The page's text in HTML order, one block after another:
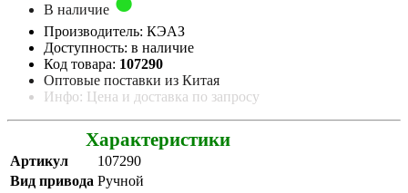
В наличие
Производитель: КЭАЗ
Доступность: в наличие
Код товара: 107290
Оптовые поставки из Китая
Инфо: Цена и доставка по запросу
Характеристики
Артикул
107290
Вид привода Ручной